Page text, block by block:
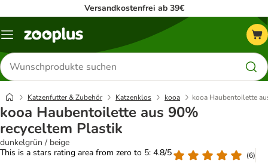
Versandkostenfrei ab 39€
Menü
Produkte
suchen
Katzenfutter & Zubehör Katzenklos kooa kooa Haubentoilette
kooa Haubentoilette aus 90%
recyceltem Plastik
dunkelgrün / beige
This is a stars rating area from zero to 5: 4.8/5
(6)